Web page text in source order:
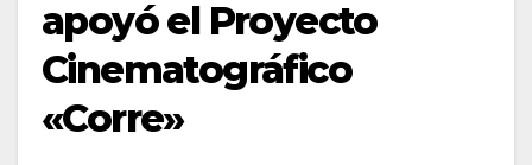
apoyó el Proyecto
Cinematográfico
«Corre»